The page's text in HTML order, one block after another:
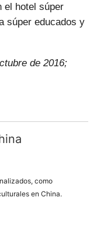
el hotel súper
súper educados y
de 2016;
como
en China.